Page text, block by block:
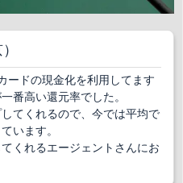
ードの現金化を利用してます
番高い還元率でした。
てくれるので、今では平均で
います。
くれるエージェントさんにお